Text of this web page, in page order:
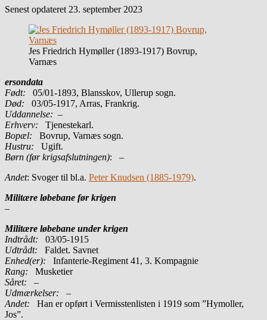
Senest opdateret 23. september 2023
Jes Friedrich Hymøller (1893-1917) Bovrup,
Varnæs
ersondata
Født: 05/01-1893, Blansskov, Ullerup sogn.
Død: 03/05-1917, Arras, Frankrig.
Uddannelse: –
Erhverv: Tjenestekarl.
Bopæl: Bovrup, Varnæs sogn.
Hustru: Ugift.
Børn (før krigsafslutningen): –
Andet: Svoger til bl.a. Peter Knudsen (1885-1979).
Militære løbebane før krigen
–
Militære løbebane under krigen
Indtrådt: 03/05-1915
Udtrådt: Faldet. Savnet
Enhed(er):
Infanterie-Regiment 41, 3. Kompagnie
Rang:
Musketier
Såret: –
Udmærkelser: –
Andet: Han er opført i Vermisstenlisten i 1919 som ”Hymoller,
Jos”.